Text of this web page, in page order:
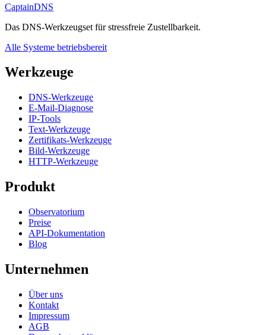
CaptainDNS
Das DNS-Werkzeugset für stressfreie Zustellbarkeit.
Alle Systeme betriebsbereit
Werkzeuge
DNS-Werkzeuge
E-Mail-Diagnose
IP-Tools
Text-Werkzeuge
Zertifikats-Werkzeuge
Bild-Werkzeuge
HTTP-Werkzeuge
Produkt
Observatorium
Preise
API-Dokumentation
Blog
Unternehmen
Über uns
Kontakt
Impressum
AGB